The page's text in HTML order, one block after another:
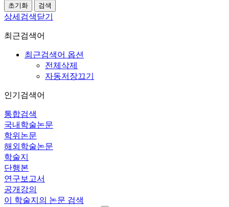
상세검색닫기
최근검색어
최근검색어 옵션
전체삭제
자동저장끄기
인기검색어
통합검색
국내학술논문
학위논문
해외학술논문
학술지
단행본
연구보고서
공개강의
이 학술지의 논문 검색